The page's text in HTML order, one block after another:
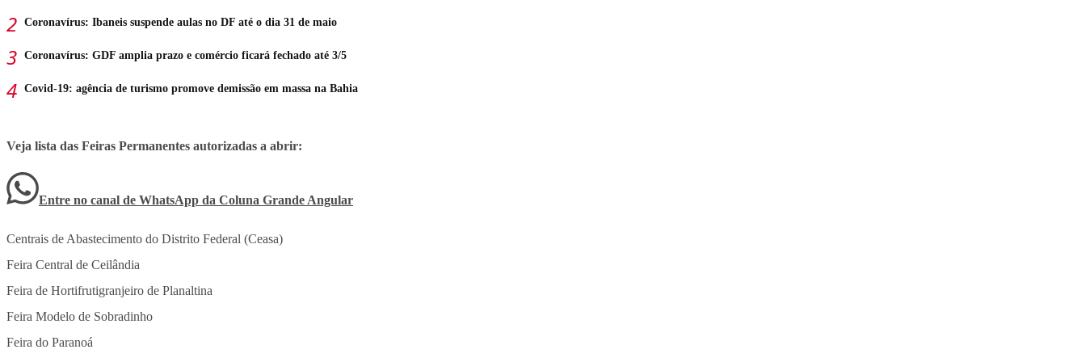
Coronavírus: Ibaneis suspende aulas no DF até o dia 31 de maio
Coronavírus: GDF amplia prazo e comércio ficará fechado até 3/5
Covid-19: agência de turismo promove demissão em massa na Bahia
Veja lista das Feiras Permanentes autorizadas a abrir:
Entre no canal de WhatsApp da Coluna Grande Angular
Centrais de Abastecimento do Distrito Federal (Ceasa)
Feira Central de Ceilândia
Feira de Hortifrutigranjeiro de Planaltina
Feira Modelo de Sobradinho
Feira do Paranoá